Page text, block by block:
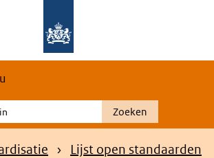
Zoeken
Lijst open standaarden